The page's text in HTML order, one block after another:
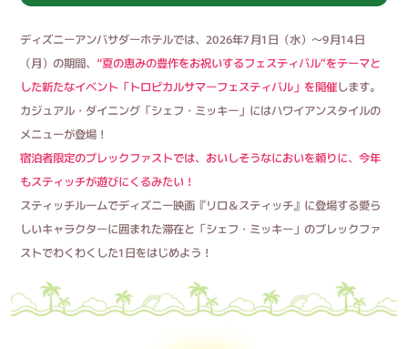
ディズニーアンバサダーホテルでは、2026年7月1日（水）～9月14日
（月）の期間、 “夏の恵みの豊作をお祝いするフェスティバル”をテーマと
した新たなイベント「トロピカルサマーフェスティバル」を開催します。
カジュアル・ダイニング「シェフ・ミッキー」にはハワイアンスタイルの
メニューが登場！
宿泊者限定のブレックファストでは、おいしそうなにおいを頼りに、今年
もスティッチが遊びにくるみたい！
スティッチルームでディズニー映画『リロ＆スティッチ』に登場する愛ら
しいキャラクターに囲まれた滞在と「シェフ・ミッキー」のブレックファ
ストでわくわくした1日をはじめよう！